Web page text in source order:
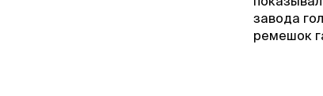
завода
ремешок